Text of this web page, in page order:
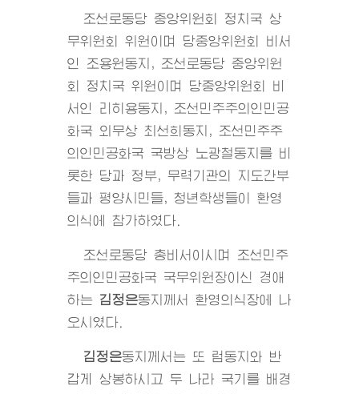
조선로동당 중앙위원회 정치국 상
무위원회 위원이며 당중앙위원회 비서
인 조용원동지, 조선로동당 중앙위원
회 정치국 위원이며 당중앙위원회 비
서인 리히용동지, 조선민주주의인민공
화국 외무상 최선희동지, 조선민주주
의인민공화국 국방상 노광철동지를 비
롯한 당과 정부, 무력기관의 지도간부
들과 평양시민들, 청년학생들이 환영
의식에 참가하였다.
조선로동당 총비서이시며 조선민주
주의인민공화국 국무위원장이신 경애
하는 김정은동지 께서 환영의식장에 나
오시였다.
김정은동지 께서는 또 럼동지와 반
갑게 상봉하시고 두 나라 국기를 배경